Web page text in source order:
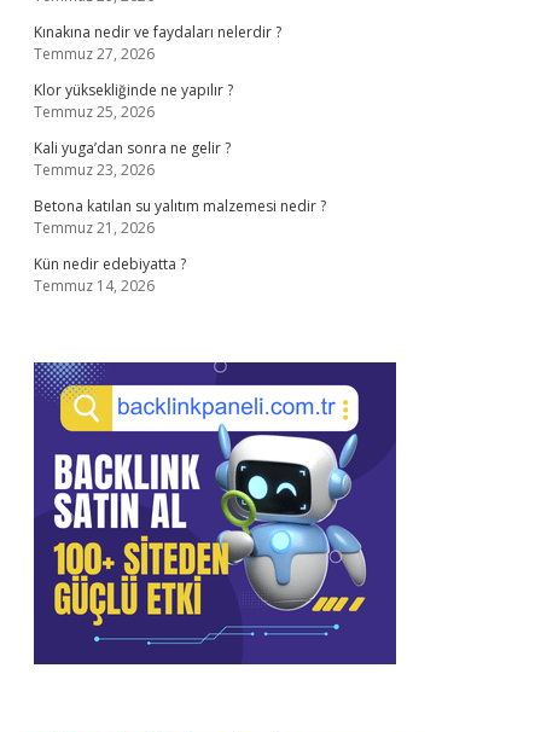
Kınakına nedir ve faydaları nelerdir ?
Temmuz 27, 2026
Klor yüksekliğinde ne yapılır ?
Temmuz 25, 2026
Kali yuga’dan sonra ne gelir ?
Temmuz 23, 2026
Betona katılan su yalıtım malzemesi nedir ?
Temmuz 21, 2026
Kün nedir edebiyatta ?
Temmuz 14, 2026